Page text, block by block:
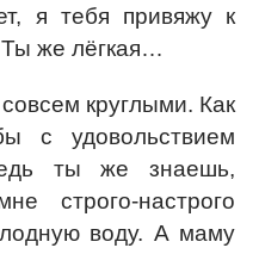
я тебя привяжу к
же лёгкая…
круглыми. Как
удовольствием
ты же знаешь,
строго-настрого
воду. А маму